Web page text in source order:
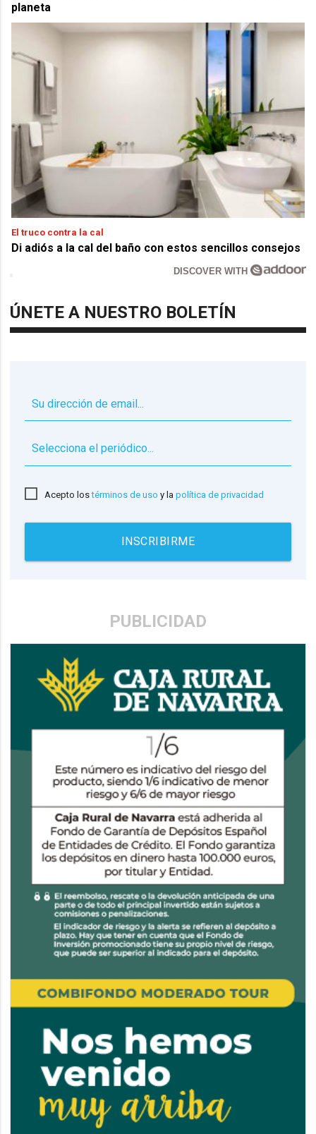
planeta
El truco contra la cal
Di adiós a la cal del baño con estos sencillos consejos
DISCOVER WITH
ÚNETE A NUESTRO BOLETÍN
Acepto lostérminos de uso y lapolítica de privacidad
INSCRIBIRME
PUBLICIDAD